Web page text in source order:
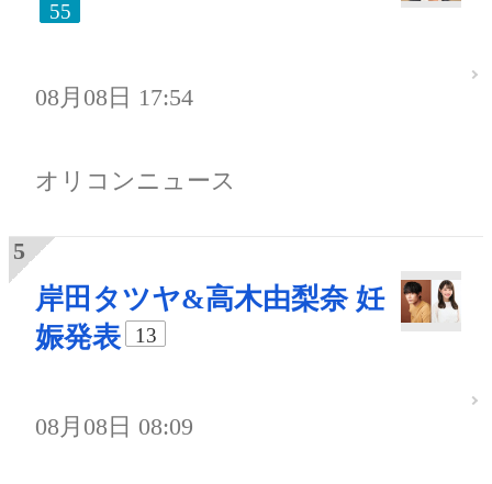
55
08月08日 17:54
オリコンニュース
岸田タツヤ&高木由梨奈 妊
娠発表
13
08月08日 08:09